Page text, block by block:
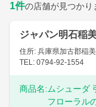
1件の店舗が見つかり
ジャパン明石稲
住所: 兵庫県加古郡稲
TEL: 0794-92-1554
商品名: ムシューダ
フローラル